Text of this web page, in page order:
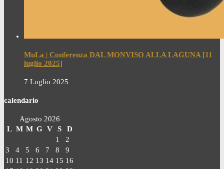
MuLa | Conferenza DAL MONVISO ALLA LAGUNA [11
luglio 2025]
7 Luglio 2025
calendario
Agosto 2026
L M M G V S
D
1
2
3
4 5 6 7 8
9
10 11 12 13 14 15 16